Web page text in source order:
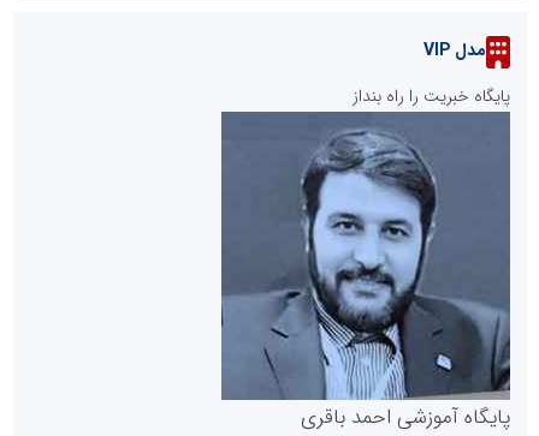
مدل VIP
پایگاه خبریت را راه بنداز
پایگاه آموزشی احمد باقری